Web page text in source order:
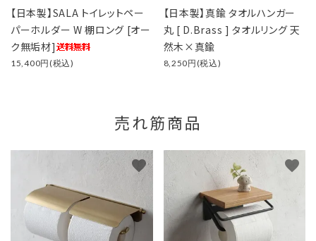
【日本製】SALA トイレットペー
パーホルダー W 棚ロング [オー
ク無垢材]
15,400円(税込)
【日本製】真鍮 タオルハンガー
丸 [ D.Brass ] タオルリング 天
然木×真鍮
8,250円(税込)
売れ筋商品
favorite favorite